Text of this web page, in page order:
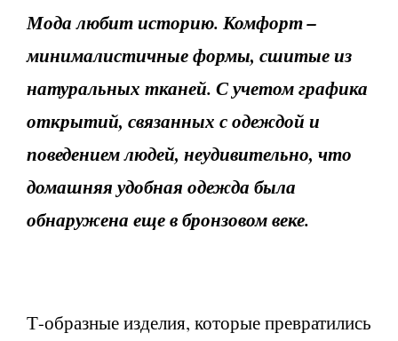
Мода любит историю. Комфорт –
минималистичные формы, сшитые из
натуральных тканей. С учетом графика
открытий, связанных с одеждой и
поведением людей, неудивительно, что
домашняя удобная одежда была
обнаружена еще в бронзовом веке.
Т-образные изделия, которые превратились